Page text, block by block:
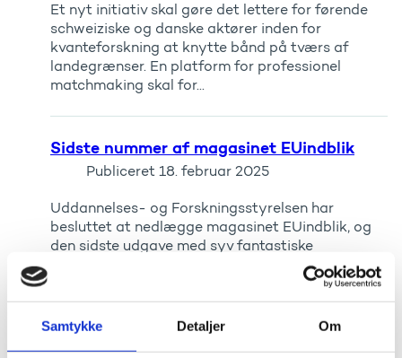
Samtykke Detaljer Om
Et nyt initiativ skal gøre det lettere for førende
schweiziske og danske aktører inden for
kvanteforskning at knytte bånd på tværs af
landegrænser. En platform for professionel
matchmaking skal for...
Sidste nummer af magasinet EUindblik
Publiceret 18. februar 2025
Uddannelses- og Forskningsstyrelsen har
besluttet at nedlægge magasinet EUindblik, og
den sidste udgave med syv fantastiske
fortællinger om forskere udkommer kun digitalt.
ICDK OUTLOOK: Havplanter kan blive ny